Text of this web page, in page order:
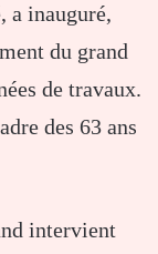
a inauguré,
du grand
de travaux.
des 63 ans
intervient